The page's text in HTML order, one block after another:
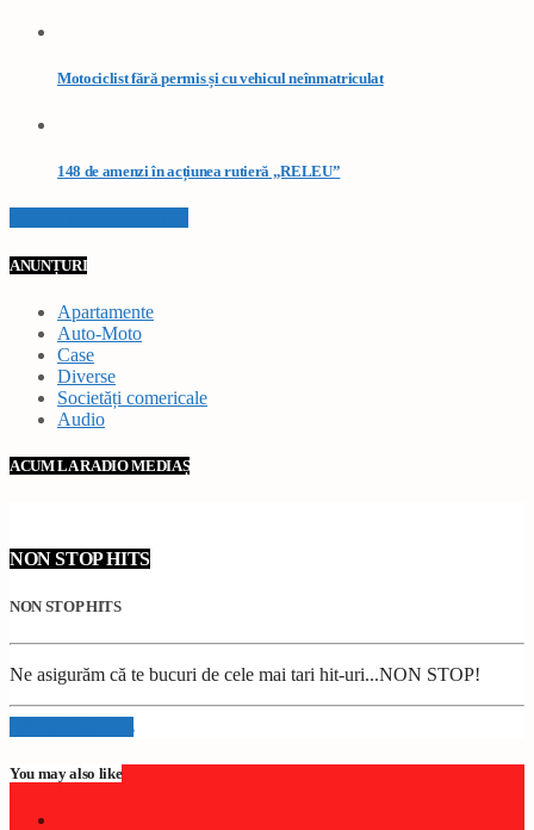
Motociclist fără permis și cu vehicul neînmatriculat
148 de amenzi în acțiunea rutieră „RELEU”
ANUNȚURI
Apartamente
Auto-Moto
Case
Diverse
Societăți comericale
Audio
ACUM LA RADIO MEDIAȘ
NON STOP HITS
NON STOP HITS
Ne asigurăm că te bucuri de cele mai tari hit-uri...NON STOP!
Info and episodes
You may also like